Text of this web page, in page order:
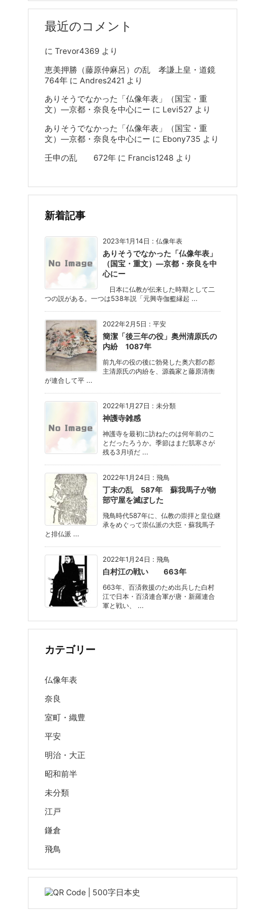
最近のコメント
に Trevor4369 より
恵美押勝（藤原仲麻呂）の乱 孝謙上皇・道鏡
764年 に Andres2421 より
ありそうでなかった「仏像年表」（国宝・重
文）―京都・奈良を中心にー に Levi527 より
ありそうでなかった「仏像年表」（国宝・重
文）―京都・奈良を中心にー に Ebony735 より
壬申の乱 672年 に Francis1248 より
新着記事
2023年1月14日 : 仏像年表
ありそうでなかった「仏像年表」
（国宝・重文）―京都・奈良を中
心にー
日本に仏教が伝来した時期として二
つの説がある。一つは538年説「元興寺伽藍縁起 ...
2022年2月5日 : 平安
簡潔「後三年の役」奥州清原氏の
内紛 1087年
前九年の役の後に勃発した奥六郡の郡
主清原氏の内紛を、源義家と藤原清衡
が連合して平 ...
2022年1月27日 : 未分類
神護寺雑感
神護寺を最初に訪ねたのは何年前のこ
とだったろうか。季節はまだ肌寒さが
残る3月頃だ ...
2022年1月24日 : 飛鳥
丁未の乱 587年 蘇我馬子が物
部守屋を滅ぼした
飛鳥時代587年に、仏教の崇拝と皇位継
承をめぐって崇仏派の大臣・蘇我馬子
と排仏派 ...
2022年1月24日 : 飛鳥
白村江の戦い 663年
663年、百済救援のため出兵した白村
江で日本・百済連合軍が唐・新羅連合
軍と戦い、 ...
カテゴリー
仏像年表
奈良
室町・織豊
平安
明治・大正
昭和前半
未分類
江戸
鎌倉
飛鳥